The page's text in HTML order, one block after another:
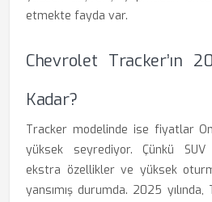
etmekte fayda var.
Chevrolet Tracker’ın
Kadar?
Tracker modelinde ise fiyatlar
yüksek seyrediyor. Çünkü
ekstra özellikler ve yüksek
yansımış durumda. 2025 yılında,